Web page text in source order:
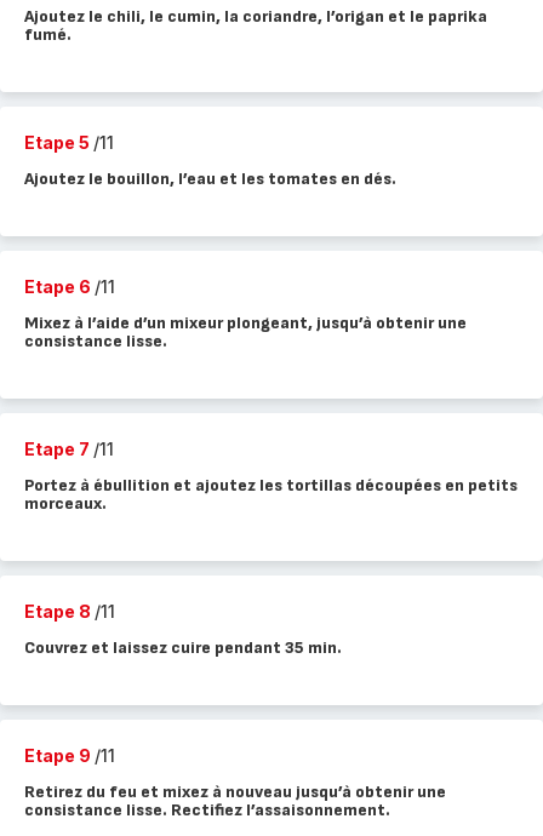
Ajoutez le chili, le cumin, la coriandre, l’origan et le paprika
fumé.
Etape 5 /11
Ajoutez le bouillon, l’eau et les tomates en dés.
Etape 6 /11
Mixez à l’aide d’un mixeur plongeant, jusqu’à obtenir une
consistance lisse.
Etape 7 /11
Portez à ébullition et ajoutez les tortillas découpées en petits
morceaux.
Etape 8 /11
Couvrez et laissez cuire pendant 35 min.
Etape 9 /11
Retirez du feu et mixez à nouveau jusqu’à obtenir une
consistance lisse. Rectifiez l’assaisonnement.